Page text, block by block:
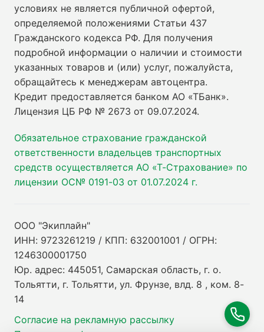
условиях не является публичной офертой,
определяемой положениями Статьи 437
Гражданского кодекса РФ. Для получения
подробной информации о наличии и стоимости
указанных товаров и (или) услуг, пожалуйста,
обращайтесь к менеджерам автоцентра.
Кредит предоставляется банком АО «ТБанк».
Лицензия ЦБ РФ № 2673 от 09.07.2024.
Обязательное страхование гражданской
ответственности владельцев транспортных
средств осуществляется АО «Т-Страхование» по
лицензии ОС№ 0191-03 от 01.07.2024 г.
ООО "Экиплайн"
ИНН: 9723261219 / КПП: 632001001 / ОГРН:
1246300001750
Юр. адрес: 445051, Самарская область, г. о.
Тольятти, г. Тольятти, ул. Фрунзе, влд. 8 , ком. 8-
14
Согласие на рекламную рассылку